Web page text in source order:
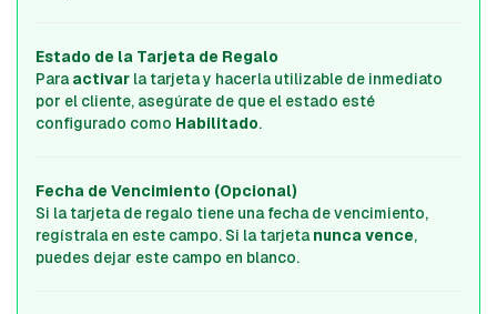
Estado de la Tarjeta de Regalo
Para activar la tarjeta y hacerla utilizable de inmediato
por el cliente, asegúrate de que el estado esté
configurado como Habilitado.
Fecha de Vencimiento (Opcional)
Si la tarjeta de regalo tiene una fecha de vencimiento,
regístrala en este campo. Si la tarjetanunca vence,
puedes dejar este campo en blanco.